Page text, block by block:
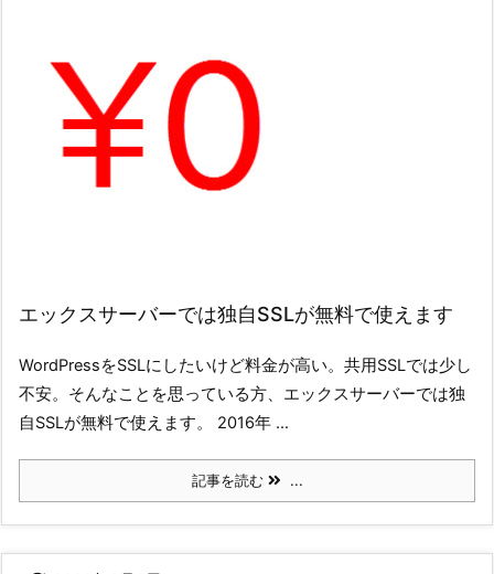
エックスサーバーでは独自SSLが無料で使えます
WordPressをSSLにしたいけど料金が高い。共用SSLでは少し
不安。そんなことを思っている方、エックスサーバーでは独
自SSLが無料で使えます。 2016年 ...
記事を読む ...